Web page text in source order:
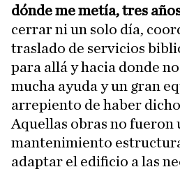
dónde me metía, tres
cerrar ni un solo día,
traslado de servicios
para allá y hacia donde
mucha ayuda y un gran
arrepiento de haber
Aquellas obras no fueron
mantenimiento
adaptar el edificio a las